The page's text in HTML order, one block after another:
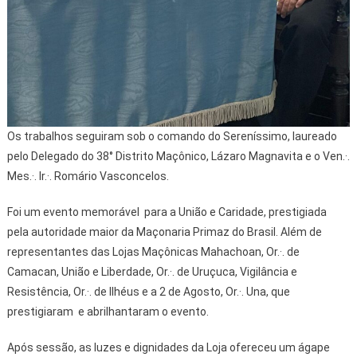
Os trabalhos seguiram sob o comando do Sereníssimo, laureado
pelo Delegado do 38° Distrito Maçônico, Lázaro Magnavita e o Ven.·.
Mes.·. Ir.·. Romário Vasconcelos.
Foi um evento memorável para a União e Caridade, prestigiada
pela autoridade maior da Maçonaria Primaz do Brasil. Além de
representantes das Lojas Maçônicas Mahachoan, Or.·. de
Camacan, União e Liberdade, Or.·. de Uruçuca, Vigilância e
Resistência, Or.·. de Ilhéus e a 2 de Agosto, Or.·. Una, que
prestigiaram e abrilhantaram o evento.
Após sessão, as luzes e dignidades da Loja ofereceu um ágape